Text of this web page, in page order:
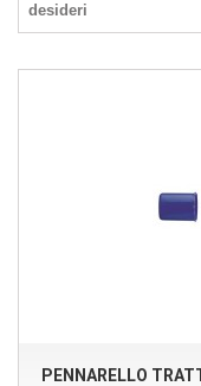
desideri
PENNARELLO